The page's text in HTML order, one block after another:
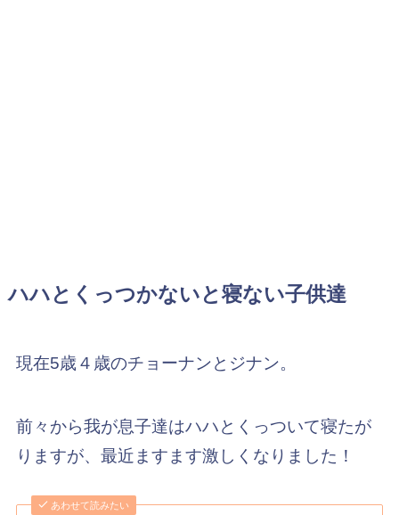
ハハとくっつかないと寝ない子供達
現在5歳４歳のチョーナンとジナン。
前々から我が息子達はハハとくっついて寝たが
りますが、最近ますます激しくなりました！
あわせて読みたい